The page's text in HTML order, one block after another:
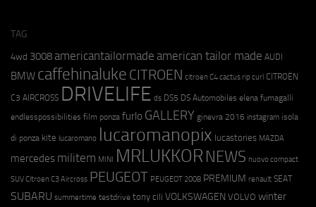
TAG
4wd 3008americantailormade american tailor made AUDI
BMW caffehinaluke CITROEN citroen C4 cactus rip curl CITROËN
C3 AIRCROSS DRIVELIFE ds DS5 DS Automobiles elena fumagalli
endlesspossibilities film ponza furlo GALLERY ginevra 2016 instagram isola
di ponza kite lucaromano lucaromanopix lucastories MAZDA
mercedes militem MINI MRLUKKOR NEWS nuovo compact
SUV Citroen C3 Aircross PEUGEOT PEUGEOT 2008 PREMIUM renault SEAT
SUBARU summertime testdrive tony cili VOLKSWAGEN VOLVO winter